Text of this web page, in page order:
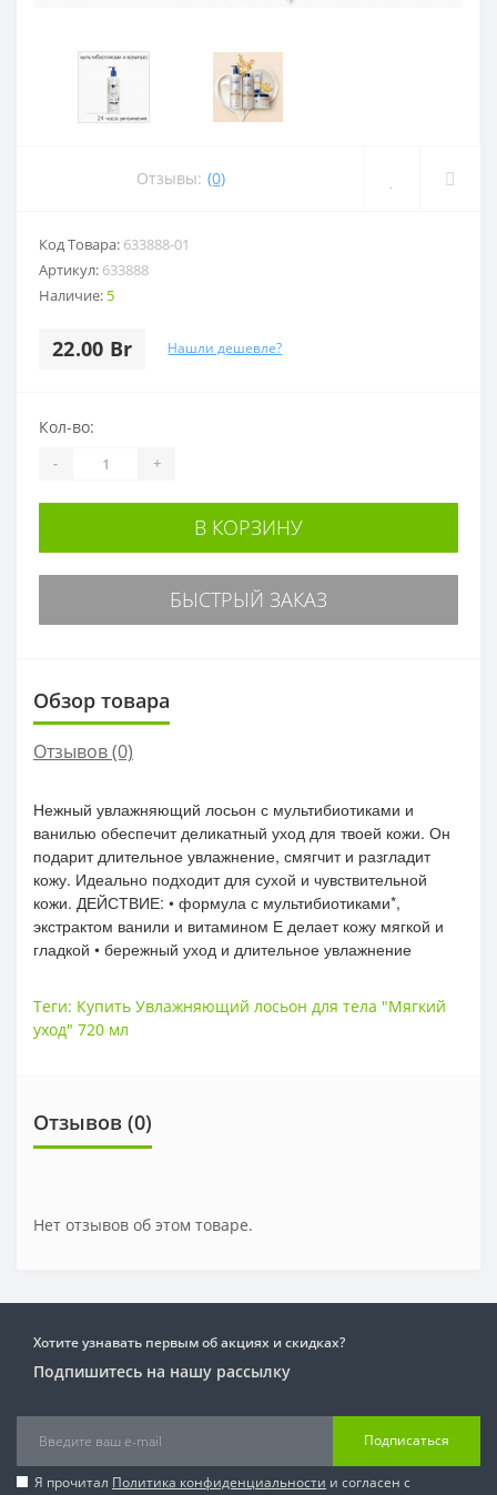
Отзывы: (0)
Код Товара: 633888-01
Артикул: 633888
Наличие: 5
22.00 Br Нашли дешевле?
Кол-во:
- +
В КОРЗИНУ
БЫСТРЫЙ ЗАКАЗ
Обзор товара
Отзывов (0)
Нежный увлажняющий лосьон с мультибиотиками и
ванилью обеспечит деликатный уход для твоей кожи. Он
подарит длительное увлажнение, смягчит и разгладит
кожу. Идеально подходит для сухой и чувствительной
кожи. ДЕЙСТВИЕ: • формула с мультибиотиками*,
экстрактом ванили и витамином Е делает кожу мягкой и
гладкой • бережный уход и длительное увлажнение
Теги: Купить Увлажняющий лосьон для тела "Мягкий
уход" 720 мл
Отзывов (0)
Нет отзывов об этом товаре.
Хотите узнавать первым об акциях и скидках?
Подпишитесь на нашу рассылку
Подписаться
Я прочитал Политика конфиденциальности и согласен с